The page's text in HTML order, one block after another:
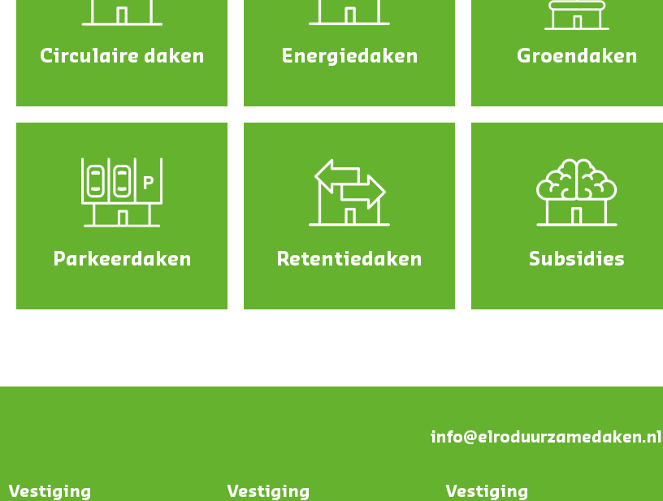
Circulaire daken Energiedaken Groendaken
Parkeerdaken Retentiedaken Subsidies
info@elroduurzamedaken.nl
Vestiging Vestiging Vestiging